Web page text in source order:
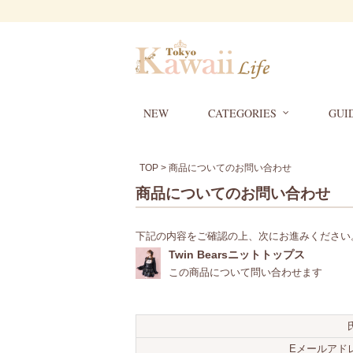
NEW CATEGORIES
TOP > 商品についてのお問い合わせ
商品についてのお問い合わせ
下記の内容をご確認の上、次にお進みください
Twin Bearsニットトップス
この商品について問い合わせます
Eメールアド